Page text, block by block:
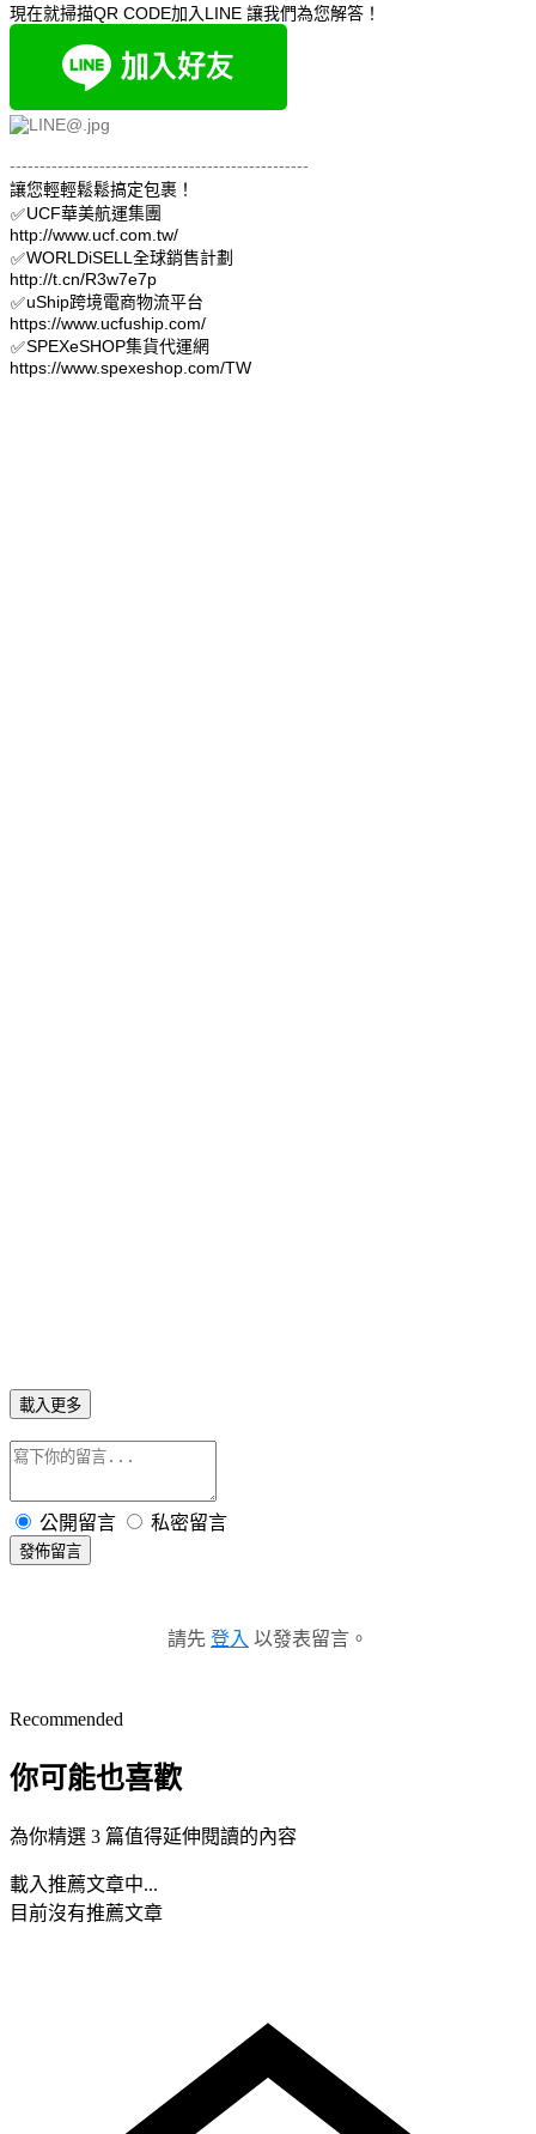
現在就掃描QR CODE加入LINE 讓我們為您解答！
--------------------------------------------------
讓您輕輕鬆鬆搞定包裹！
✅UCF華美航運集團
http://www.ucf.com.tw/
✅WORLDiSELL全球銷售計劃
http://t.cn/R3w7e7p
✅uShip跨境電商物流平台
https://www.ucfuship.com/
✅SPEXeSHOP集貨代運網
https://www.spexeshop.com/TW
載入更多
公開留言 私密留言
發佈留言
請先 登入 以發表留言。
Recommended
你可能也喜歡
為你精選 3 篇值得延伸閱讀的內容
載入推薦文章中...
目前沒有推薦文章